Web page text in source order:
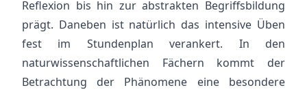
Reflexion bis hin zur abstrakten Begriffsbildung
prägt. Daneben ist natürlich das intensive Üben
fest im Stundenplan verankert. In den
naturwissenschaftlichen Fächern kommt der
Betrachtung der Phänomene eine besondere